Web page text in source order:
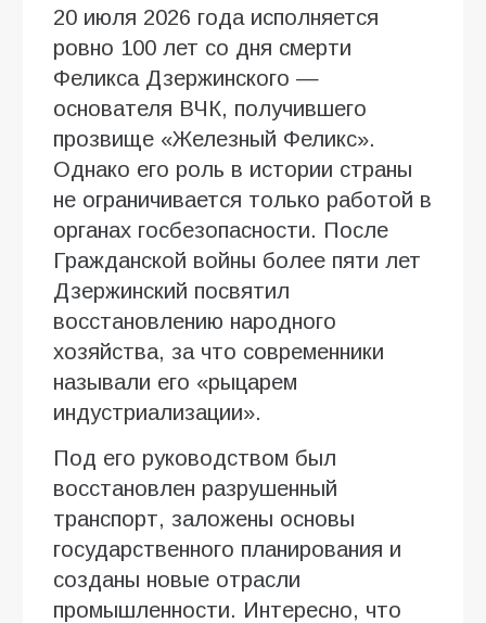
20 июля 2026 года исполняется
ровно 100 лет со дня смерти
Феликса Дзержинского —
основателя ВЧК, получившего
прозвище «Железный Феликс».
Однако его роль в истории страны
не ограничивается только работой в
органах госбезопасности. После
Гражданской войны более пяти лет
Дзержинский посвятил
восстановлению народного
хозяйства, за что современники
называли его «рыцарем
индустриализации».
Под его руководством был
восстановлен разрушенный
транспорт, заложены основы
государственного планирования и
созданы новые отрасли
промышленности. Интересно, что